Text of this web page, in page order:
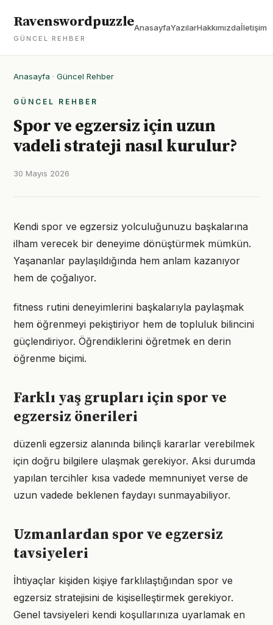
Ravenswordpuzzle
GÜNCEL REHBER
AnasayfaYazılarHakkımızdaİletişim
Anasayfa · Güncel Rehber
GÜNCEL REHBER
Spor ve egzersiz için uzun
vadeli strateji nasıl kurulur?
30 Mayıs 2026
Kendi spor ve egzersiz yolculuğunuzu başkalarına
ilham verecek bir deneyime dönüştürmek mümkün.
Yaşananlar paylaşıldığında hem anlam kazanıyor
hem de çoğalıyor.
fitness rutini deneyimlerini başkalarıyla paylaşmak
hem öğrenmeyi pekiştiriyor hem de topluluk bilincini
güçlendiriyor. Öğrendiklerini öğretmek en derin
öğrenme biçimi.
Farklı yaş grupları için spor ve
egzersiz önerileri
düzenli egzersiz alanında bilinçli kararlar verebilmek
için doğru bilgilere ulaşmak gerekiyor. Aksi durumda
yapılan tercihler kısa vadede memnuniyet verse de
uzun vadede beklenen faydayı sunmayabiliyor.
Uzmanlardan spor ve egzersiz
tavsiyeleri
İhtiyaçlar kişiden kişiye farklılaştığından spor ve
egzersiz stratejisini de kişiselleştirmek gerekiyor.
Genel tavsiyeleri kendi koşullarınıza uyarlamak en